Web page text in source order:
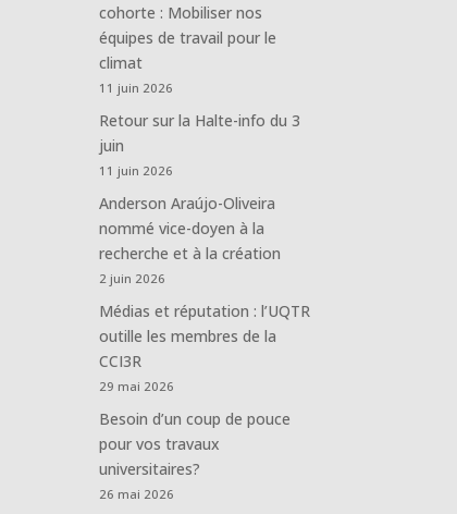
cohorte : Mobiliser nos
équipes de travail pour le
climat
11 juin 2026
Retour sur la Halte-info du 3
juin
11 juin 2026
Anderson Araújo-Oliveira
nommé vice-doyen à la
recherche et à la création
2 juin 2026
Médias et réputation : l’UQTR
outille les membres de la
CCI3R
29 mai 2026
Besoin d’un coup de pouce
pour vos travaux
universitaires?
26 mai 2026